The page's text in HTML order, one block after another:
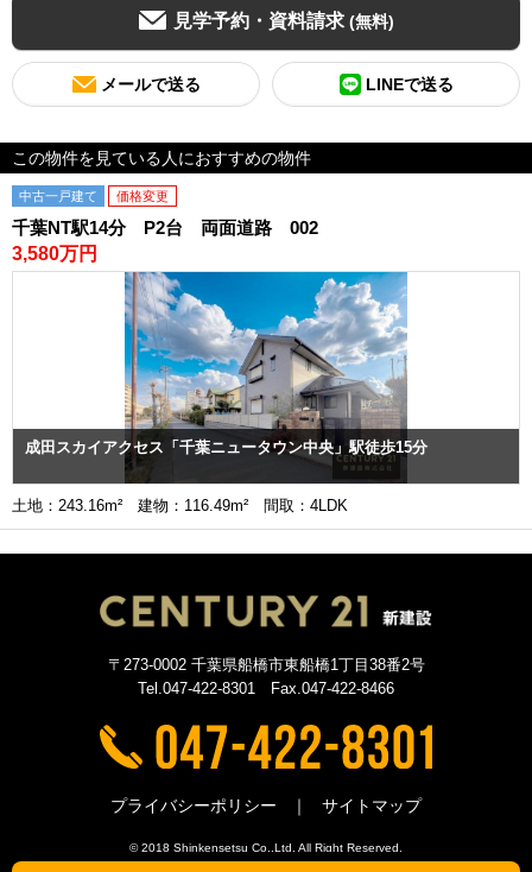
見学予約・資料請求 (無料)
メールで送る LINEで送る
この物件を見ている人におすすめの物件
中古一戸建て 価格変更
千葉NT駅14分 P2台 両面道路 002
3,580万円
成田スカイアクセス「千葉ニュータウン中央」駅徒歩15分
土地：243.16m² 建物：116.49m² 間取：4LDK
〒273-0002 千葉県船橋市東船橋1丁目38番2号
Tel.047-422-8301 Fax.047-422-8466
プライバシーポリシー サイトマップ
© 2018 Shinkensetsu Co.,Ltd. All Right Reserved.